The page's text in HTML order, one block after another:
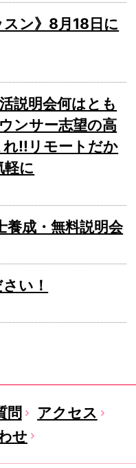
スン》8月18日に
説明会何はとも
ンサー志望の高
れ!!リモートだか
軽に
成・無料説明会
い！
問
アクセス
せ